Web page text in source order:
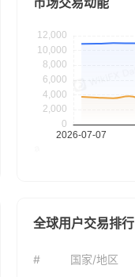
全球用户交易排行
# 国家/地区